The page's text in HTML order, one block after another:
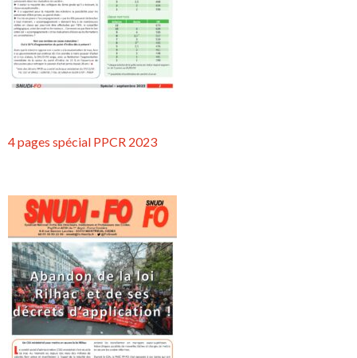
4 pages spécial PPCR 2023